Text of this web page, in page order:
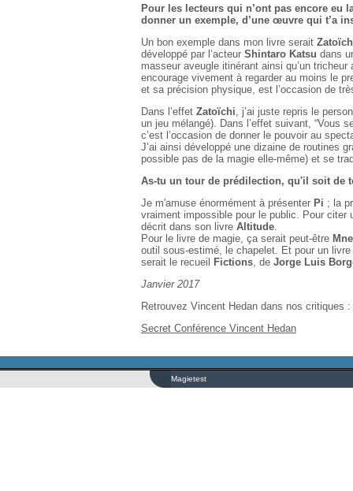
Pour les lecteurs qui n’ont pas encore eu
donner un exemple, d’une œuvre qui t’a
Un bon exemple dans mon livre serait
développé par l’acteur Shintaro Katsu dans
masseur aveugle itinérant ainsi qu’un
encourage vivement à regarder au moins le
et sa précision physique, est l’occasion de
Dans l’effet Zatoïchi, j’ai juste repris le
un jeu mélangé). Dans l’effet suivant, “Vous
c’est l’occasion de donner le pouvoir au
J’ai ainsi développé une dizaine de routines
possible pas de la magie elle-même) et se
As-tu un tour de prédilection, qu'il soit de
Je m'amuse énormément à présenter Pi ; la
vraiment impossible pour le public. Pour
décrit dans son livre Altitude.
Pour le livre de magie, ça serait peut-être
outil sous-estimé, le chapelet. Et pour un
serait le recueil
Fictions, de Jorge Luis
Janvier 2017
Retrouvez Vincent Hedan dans nos critiques :
Secret Conférence Vincent Hedan
Magietest